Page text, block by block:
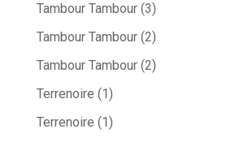
Tambour Tambour(3)
Tambour Tambour(2)
Tambour Tambour(2)
Terrenoire (1)
Terrenoire (1)